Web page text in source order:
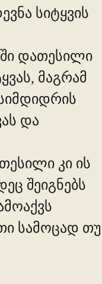
სიტყვის
დათესილი
მაგრამ
და
კი ის
შეიგნებს
სამოცად თუ